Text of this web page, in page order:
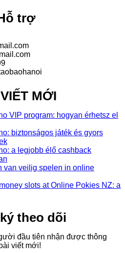
trợ
MỚI
VIP program: hogyan érhetsz el
biztonságos játék és gyors
a legjobb élő cashback
van veilig spelen in online
slots at Online Pokies NZ: a
theo dõi
đầu tiên nhận được thông
viết mới!